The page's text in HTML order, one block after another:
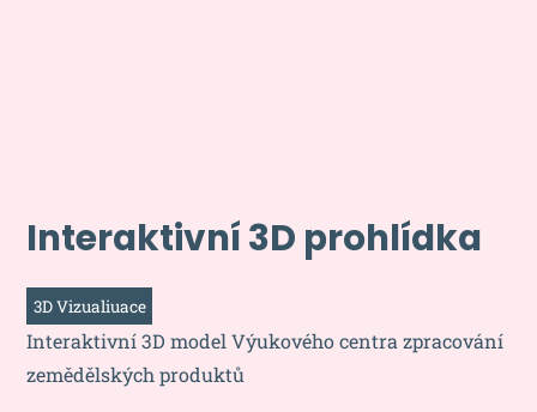
Interaktivní 3D prohlídka
3D Vizualiuace
Interaktivní 3D model Výukového centra zpracování
zemědělských produktů